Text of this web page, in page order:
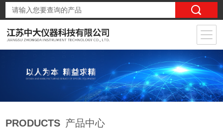
PRODUCTS 产品中心